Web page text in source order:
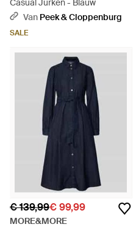
Casual Jurken - Blauw
Van Peek & Cloppenburg
SALE
€ 139,99€ 99,99
MORE&MORE